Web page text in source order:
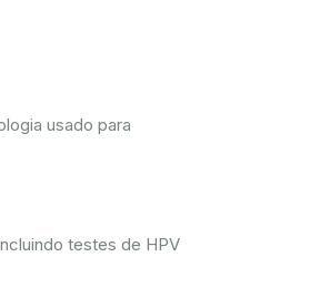
usado para
testes de HPV